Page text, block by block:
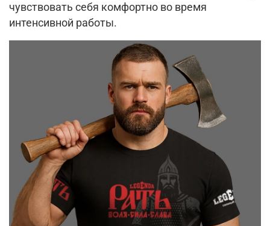
чувствовать себя комфортно во время
интенсивной работы.